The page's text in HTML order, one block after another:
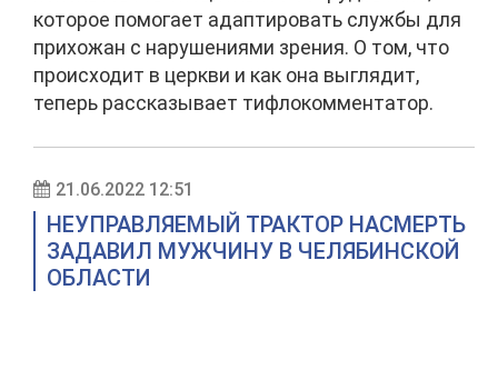
которое помогает адаптировать службы для
прихожан с нарушениями зрения. О том, что
происходит в церкви и как она выглядит,
теперь рассказывает тифлокомментатор.
21.06.2022 12:51
НЕУПРАВЛЯЕМЫЙ ТРАКТОР НАСМЕРТЬ
ЗАДАВИЛ МУЖЧИНУ В ЧЕЛЯБИНСКОЙ
ОБЛАСТИ